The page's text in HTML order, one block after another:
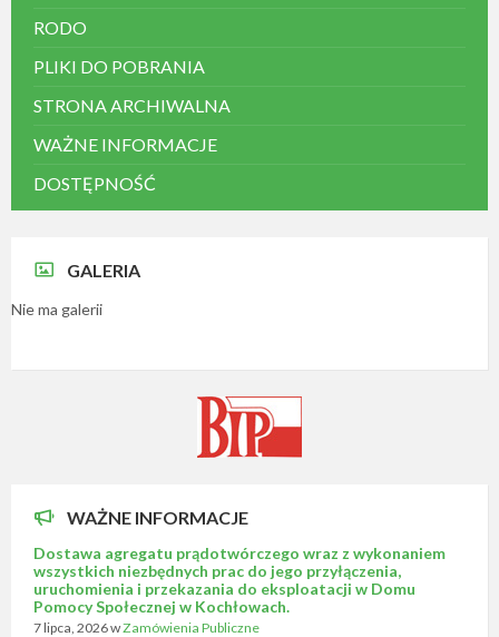
RODO
PLIKI DO POBRANIA
STRONA ARCHIWALNA
WAŻNE INFORMACJE
DOSTĘPNOŚĆ
GALERIA
Nie ma galerii
WAŻNE INFORMACJE
Dostawa agregatu prądotwórczego wraz z wykonaniem
wszystkich niezbędnych prac do jego przyłączenia,
uruchomienia i przekazania do eksploatacji w Domu
Pomocy Społecznej w Kochłowach.
7 lipca, 2026wZamówienia Publiczne